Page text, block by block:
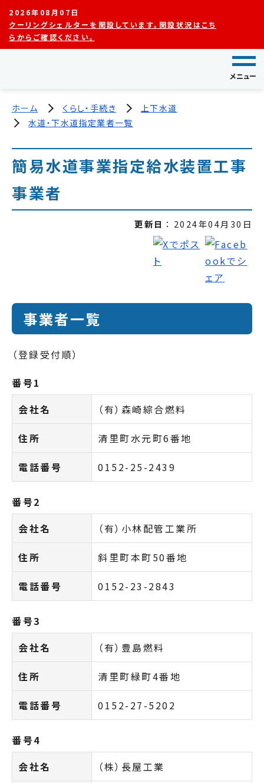
2026年08月07日
クーリングシェルターを開設しています。開設状況はこち
らからご確認ください。
メニュー
ホーム くらし・手続き
上下水道
水道・下水道指定業者一覧
簡易水道事業指定給水装置工事
事業者
更新日 2024年04月30日
事業者一覧
（登録受付順）
番号1
会社名
（有）森崎綜合燃料
住所 清里町水元町6番地
電話番号 0152-25-2439
番号2
会社名
（有）小林配管工業所
住所 斜里町本町50番地
電話番号 0152-23-2843
番号3
会社名
（有）豊島燃料
住所 清里町緑町4番地
電話番号 0152-27-5202
番号4
会社名
（株）長屋工業